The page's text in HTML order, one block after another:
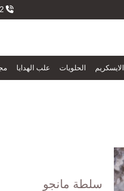
الايسكريم الحلويات علب الهدايا
سلطة مانجو